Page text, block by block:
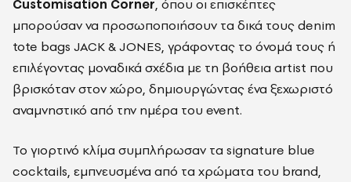
Customisation Corner, όπου οι επισκέπτες
μπορούσαν να προσωποποιήσουν τα δικά τους denim
tote bags JACK & JONES, γράφοντας το όνομά τους ή
επιλέγοντας μοναδικά σχέδια με τη βοήθεια artist που
βρισκόταν στον χώρο, δημιουργώντας ένα ξεχωριστό
αναμνηστικό από την ημέρα του event.
Το γιορτινό κλίμα συμπλήρωσαν τα signature blue
cocktails, εμπνευσμένα από τα χρώματα του brand,